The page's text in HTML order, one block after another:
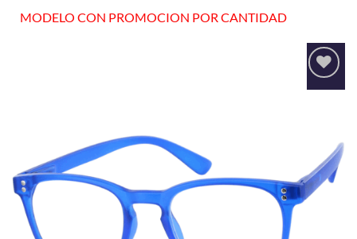
MODELO CON PROMOCION POR CANTIDAD
Añadir
deseos